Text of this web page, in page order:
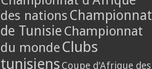
des nations Championnat
de Tunisie Championnat
du monde Clubs
tunisiens Coupe d'Afrique des